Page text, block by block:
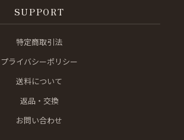
SUPPORT
特定商取引法
プライバシーポリシー
送料について
返品・交換
お問い合わせ